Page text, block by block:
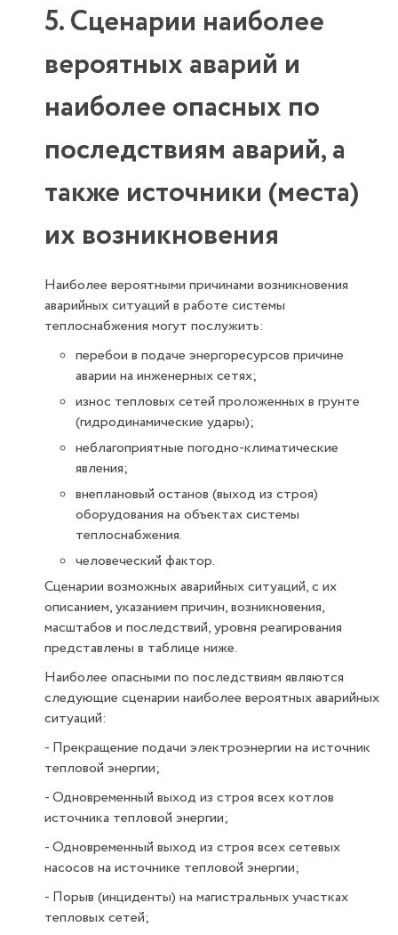
5. Сценарии наиболее
вероятных аварий и
наиболее опасных по
последствиям аварий, а
также источники (места)
их возникновения
Наиболее вероятными причинами возникновения
аварийных ситуаций в работе системы
теплоснабжения могут послужить:
перебои в подаче энергоресурсов причине
аварии на инженерных сетях;
износ тепловых сетей проложенных в грунте
(гидродинамические удары);
неблагоприятные погодно-климатические
явления;
внеплановый останов (выход из строя)
оборудования на объектах системы
теплоснабжения.
человеческий фактор.
Сценарии возможных аварийных ситуаций, с их
описанием, указанием причин, возникновения,
масштабов и последствий, уровня реагирования
представлены в таблице ниже.
Наиболее опасными по последствиям являются
следующие сценарии наиболее вероятных аварийных
ситуаций:
- Прекращение подачи электроэнергии на источник
тепловой энергии;
- Одновременный выход из строя всех котлов
источника тепловой энергии;
- Одновременный выход из строя всех сетевых
насосов на источнике тепловой энергии;
- Порыв (инциденты) на магистральных участках
тепловых сетей;